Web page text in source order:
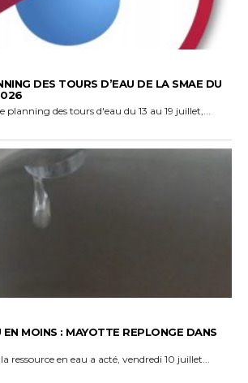
DES TOURS D’EAU DE LA SMAE DU
planning des tours d'eau du 13 au 19 juillet,...
EN MOINS : MAYOTTE REPLONGE DANS
ressource en eau a acté, vendredi 10 juillet...